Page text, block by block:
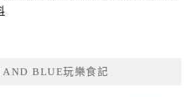
BLUE玩樂食記